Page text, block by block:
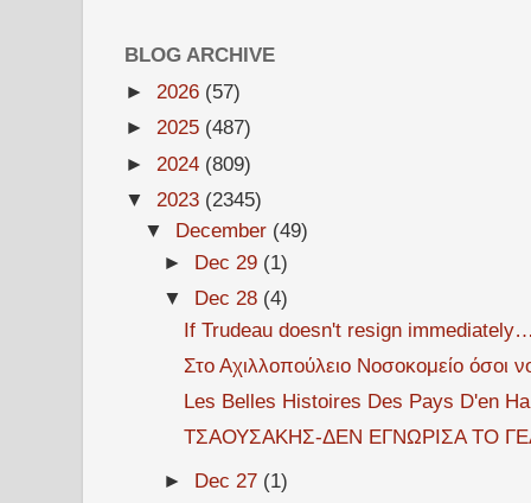
BLOG ARCHIVE
► 2026 (57)
► 2025 (487)
► 2024 (809)
▼ 2023 (2345)
▼ December (49)
► Dec 29 (1)
▼ Dec 28 (4)
If Trudeau doesn't resign
Στο Αχιλλοπούλειο Νοσοκομείο όσοι
Les Belles Histoires Des Pays D'en
ΤΣΑΟΥΣΑΚΗΣ-ΔΕΝ ΕΓΝΩΡΙΣΑ ΤΟ
► Dec 27 (1)